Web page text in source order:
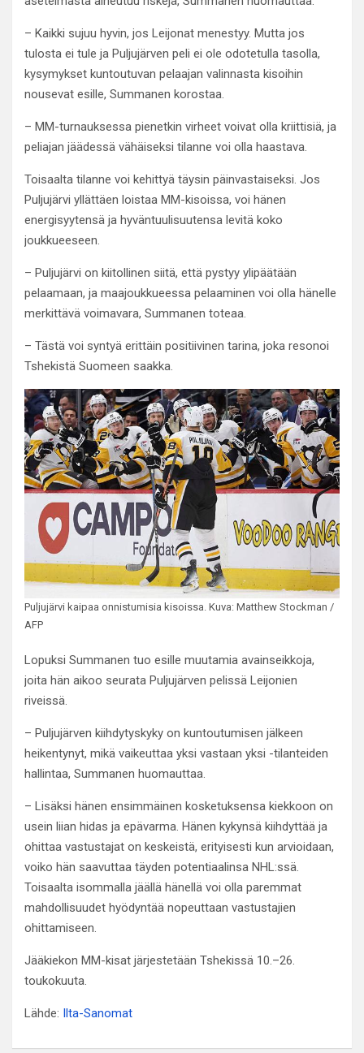
– Kaikki sujuu hyvin, jos Leijonat menestyy. Mutta jos
tulosta ei tule ja Puljujärven peli ei ole odotetulla tasolla,
kysymykset kuntoutuvan pelaajan valinnasta kisoihin
nousevat esille, Summanen korostaa.
– MM-turnauksessa pienetkin virheet voivat olla kriittisiä, ja
peliajan jäädessä vähäiseksi tilanne voi olla haastava.
Toisaalta tilanne voi kehittyä täysin päinvastaiseksi. Jos
Puljujärvi yllättäen loistaa MM-kisoissa, voi hänen
energisyytensä ja hyväntuulisuutensa levitä koko
joukkueeseen.
– Puljujärvi on kiitollinen siitä, että pystyy ylipäätään
pelaamaan, ja maajoukkueessa pelaaminen voi olla hänelle
merkittävä voimavara, Summanen toteaa.
– Tästä voi syntyä erittäin positiivinen tarina, joka resonoi
Tshekistä Suomeen saakka.
Puljujärvi kaipaa onnistumisia kisoissa. Kuva: Matthew Stockman /
AFP
Lopuksi Summanen tuo esille muutamia avainseikkoja,
joita hän aikoo seurata Puljujärven pelissä Leijonien
riveissä.
– Puljujärven kiihdytyskyky on kuntoutumisen jälkeen
heikentynyt, mikä vaikeuttaa yksi vastaan yksi -tilanteiden
hallintaa, Summanen huomauttaa.
– Lisäksi hänen ensimmäinen kosketuksensa kiekkoon on
usein liian hidas ja epävarma. Hänen kykynsä kiihdyttää ja
ohittaa vastustajat on keskeistä, erityisesti kun arvioidaan,
voiko hän saavuttaa täyden potentiaalinsa NHL:ssä.
Toisaalta isommalla jäällä hänellä voi olla paremmat
mahdollisuudet hyödyntää nopeuttaan vastustajien
ohittamiseen.
Jääkiekon MM-kisat järjestetään Tshekissä 10.–26.
toukokuuta.
Lähde: Ilta-Sanomat